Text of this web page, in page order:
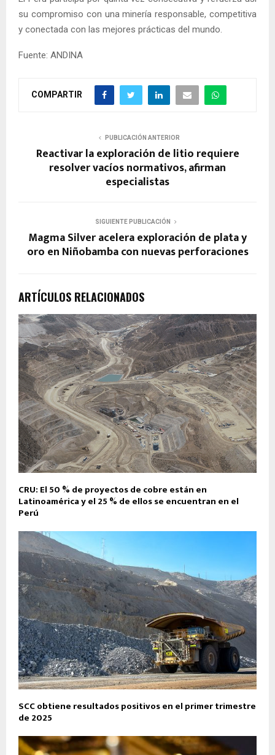
su compromiso con una minería responsable, competitiva
y conectada con las mejores prácticas del mundo.
Fuente: ANDINA
COMPARTIR
PUBLICACIÓN ANTERIOR
Reactivar la exploración de litio requiere
resolver vacíos normativos, afirman
especialistas
SIGUIENTE PUBLICACIÓN
Magma Silver acelera exploración de plata y
oro en Niñobamba con nuevas perforaciones
ARTÍCULOS RELACIONADOS
CRU: El 50 % de proyectos de cobre están en
Latinoamérica y el 25 % de ellos se encuentran en el
Perú
SCC obtiene resultados positivos en el primer trimestre
de 2025